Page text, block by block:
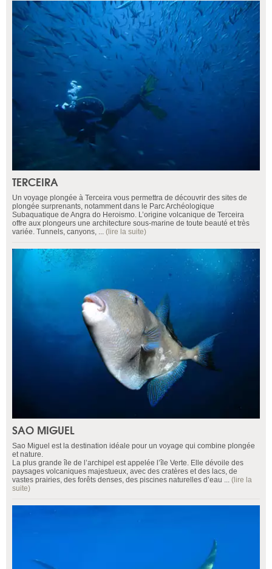
TERCEIRA
Un voyage plongée à Terceira vous permettra de découvrir des sites de
plongée surprenants, notamment dans le Parc Archéologique
Subaquatique de Angra do Heroismo. L’origine volcanique de Terceira
offre aux plongeurs une architecture sous-marine de toute beauté et très
variée. Tunnels, canyons, ... (lire la suite)
SAO MIGUEL
Sao Miguel est la destination idéale pour un voyage qui combine plongée
et nature.
La plus grande île de l’archipel est appelée l’île Verte. Elle dévoile des
paysages volcaniques majestueux, avec des cratères et des lacs, de
vastes prairies, des forêts denses, des piscines naturelles d’eau ... (lire la
suite)